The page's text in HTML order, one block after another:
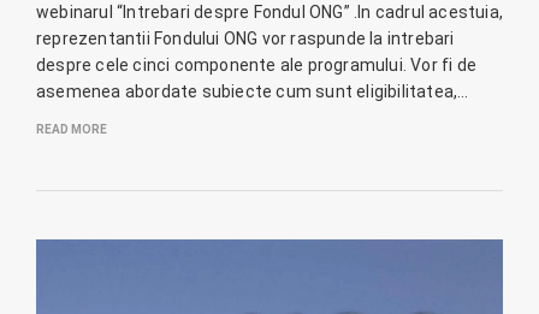
webinarul “Intrebari despre Fondul ONG” .In cadrul acestuia,
reprezentantii Fondului ONG vor raspunde la intrebari
despre cele cinci componente ale programului. Vor fi de
asemenea abordate subiecte cum sunt eligibilitatea,…
READ MORE